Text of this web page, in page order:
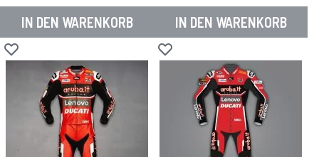
IN DEN WARENKORB
Zur Wunschliste hinzufügen
IN DEN WARENKORB
Zur Wunschliste hinzufügen